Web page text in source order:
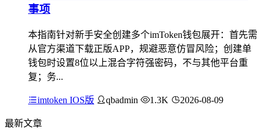
事项
本指南针对新手安全创建多个imToken钱包展开：首先需
从官方渠道下载正版APP，规避恶意仿冒风险；创建单
钱包时设置8位以上混合字符强密码，不与其他平台重
复；务...
imtoken IOS版 qbadmin 1.3K 2026-08-09
最新文章